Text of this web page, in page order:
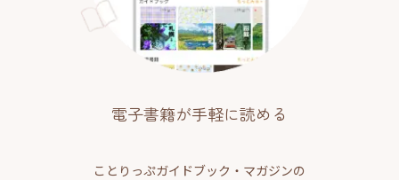
電子書籍が手軽に読める
ことりっぷガイドブック・マガジンの